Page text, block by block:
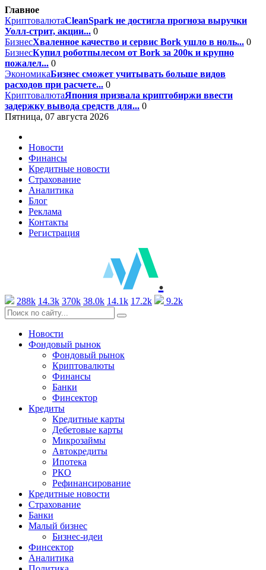
Главное
КриптовалютаCleanSpark не достигла прогноза выручки
Уолл-стрит, акции... 0
БизнесХваленное качество и сервис Bork ушло в ноль... 0
БизнесКупил роботпылесом от Bork за 200к и крупно
пожалел... 0
ЭкономикаБизнес сможет учитывать больше видов
расходов при расчете... 0
КриптовалютаЯпония призвала криптобиржи ввести
задержку вывода средств для... 0
Пятница, 07 августа 2026
Новости
Финансы
Кредитные новости
Страхование
Аналитика
Блог
Реклама
Контакты
Регистрация
.
288k 14.3k 370k 38.0k 14.1k 17.2k 9.2k
Новости
Фондовый рынок
Фондовый рынок
Криптовалюты
Финансы
Банки
Финсектор
Кредиты
Кредитные карты
Дебетовые карты
Микрозаймы
Автокредиты
Ипотека
РКО
Рефинансирование
Кредитные новости
Страхование
Банки
Малый бизнес
Бизнес-идеи
Финсектор
Аналитика